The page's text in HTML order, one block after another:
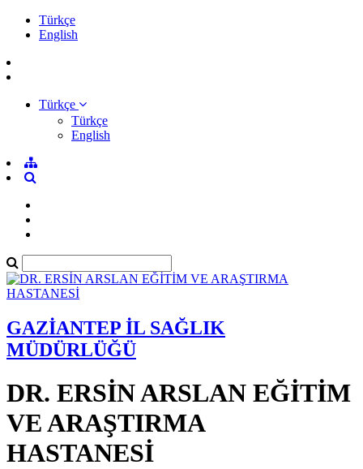
Türkçe
English
Türkçe
Türkçe
English
GAZİANTEP İL SAĞLIK
MÜDÜRLÜĞÜ
DR. ERSİN ARSLAN EĞİTİM
VE ARAŞTIRMA
HASTANESİ